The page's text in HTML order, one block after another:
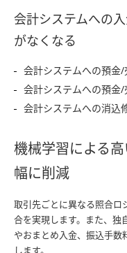
会計システムへの
がなくなる
会計システムへの預金/
会計システムへの預金
会計システムへの消込
機械学習による
幅に削減
取引先ごとに異なる照合ロ
合を実現します。また、独
やおまとめ入金、振込手数
します。